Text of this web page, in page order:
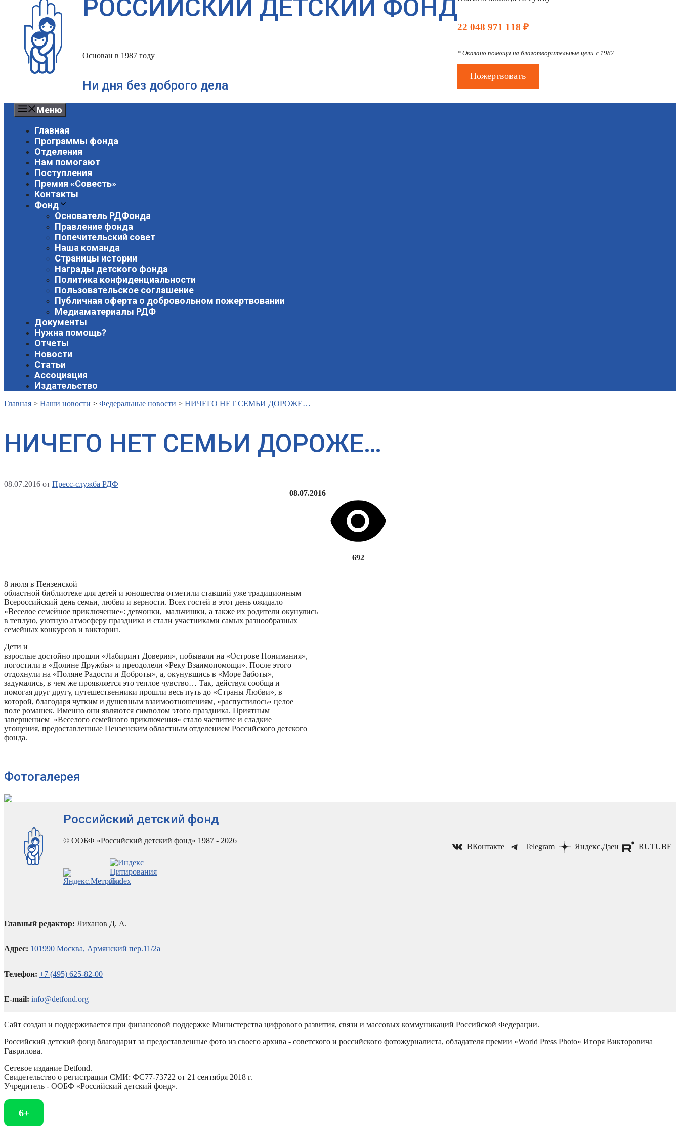
РОССИЙСКИЙ ДЕТСКИЙ ФОНД
Основан в 1987 году
Ни дня без доброго дела
22 048 971 118 ₽
* Оказано помощи на благотворительные цели с 1987.
Пожертвовать
Меню
Главная
Программы фонда
Отделения
Нам помогают
Поступления
Премия «Совесть»
Контакты
Фонд
Основатель РДФонда
Правление фонда
Попечительский совет
Наша команда
Страницы истории
Награды детского фонда
Политика конфиденциальности
Пользовательское соглашение
Публичная оферта о добровольном пожертвовании
Медиаматериалы РДФ
Документы
Нужна помощь?
Отчеты
Новости
Статьи
Ассоциация
Издательство
Главная > Наши новости > Федеральные новости > НИЧЕГО НЕТ СЕМЬИ ДОРОЖЕ…
НИЧЕГО НЕТ СЕМЬИ ДОРОЖЕ…
08.07.2016 от Пресс-служба РДФ
08.07.2016
692
8 июля в Пензенской
областной библиотеке для детей и юношества отметили ставший уже традиционным
Всероссийский день семьи, любви и верности. Всех гостей в этот день ожидало
«Веселое семейное приключение»: девчонки, мальчишки, а также их родители окунулись
в теплую, уютную атмосферу праздника и стали участниками самых разнообразных
семейных конкурсов и викторин.
Дети и
взрослые достойно прошли «Лабиринт Доверия», побывали на «Острове Понимания»,
погостили в «Долине Дружбы» и преодолели «Реку Взаимопомощи». После этого
отдохнули на «Поляне Радости и Доброты», а, окунувшись в «Море Заботы»,
задумались, в чем же проявляется это теплое чувство… Так, действуя сообща и
помогая друг другу, путешественники прошли весь путь до «Страны Любви», в
которой, благодаря чутким и душевным взаимоотношениям, «распустилось» целое
поле ромашек. Именно они являются символом этого праздника. Приятным
завершением «Веселого семейного приключения» стало чаепитие и сладкие
угощения, предоставленные Пензенским областным отделением Российского детского
фонда.
Фотогалерея
Российский детский фонд
© ООБФ «Российский детский фонд» 1987 - 2026
ВКонтакте Telegram Яндекс.Дзен RUTUBE
Главный редактор: Лиханов Д. А.
Адрес: 101990 Москва, Армянский пер.11/2а
Телефон: +7 (495) 625-82-00
E-mail: info@detfond.org
Сайт создан и поддерживается при финансовой поддержке Министерства цифрового развития, связи и массовых коммуникаций Российской Федерации.
Российский детский фонд благодарит за предоставленные фото из своего архива - советского и российского фотожурналиста, обладателя премии «World Press Photo» Игоря Викторовича
Гаврилова.
Сетевое издание Detfond.
Свидетельство о регистрации СМИ: ФС77-73722 от 21 сентября 2018 г.
Учредитель - ООБФ «Российский детский фонд».
6+